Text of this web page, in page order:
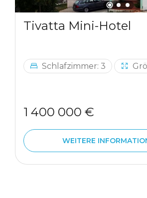
Tivatta Mini-Hotel
Schlafzimmer: 3
1 400 000 €
WEITERE